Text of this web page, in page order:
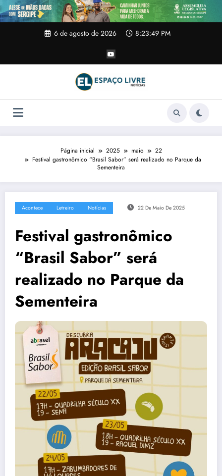
Pular
para
o
6 de agosto de 2026 8:23:50 PM
Página inicial 2025 maio
22
Festival gastronômico “Brasil Sabor” será realizado no Parque da
Sementeira
Acontece Letreiro Notícias 22 De Maio De 2025
Festival gastronômico
“Brasil Sabor” será
realizado no Parque da
Sementeira